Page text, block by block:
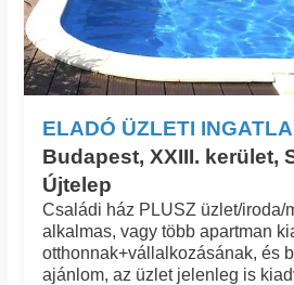
ELADÓ ÜZLETI
Budapest, XXIII. kerület,
Újtelep
Családi ház PLUSZ üzlet/iroda/
alkalmas, vagy több apartman
otthonnak+vállalkozásának, és
ajánlom, az üzlet jelenleg is